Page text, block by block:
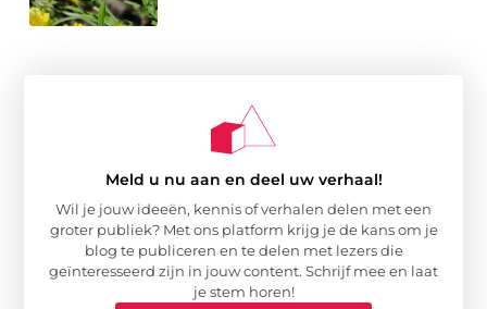
Meld u nu aan en deel uw verhaal!
Wil je jouw ideeën, kennis of verhalen delen met een
groter publiek? Met ons platform krijg je de kans om je
blog te publiceren en te delen met lezers die
geïnteresseerd zijn in jouw content. Schrijf mee en laat
je stem horen!